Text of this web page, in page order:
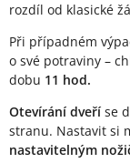
rozdíl od klasické
Při případném
o své potraviny –
dobu 11 hod.
Otevírání dveří se
stranu. Nastavit si
nastavitelným